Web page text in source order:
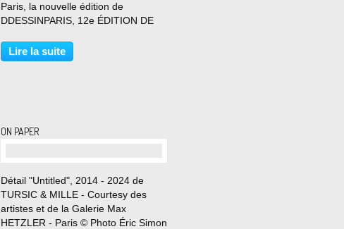
Paris, la nouvelle édition de
DDESSINPARIS, 12e ÉDITION DE
DOMUS MAUBOURG, un ancien
hôtel particulier en plein cœur de la
Lire la suite
ON PAPER
Détail "Untitled", 2014 - 2024 de
TURSIC & MILLE - Courtesy des
artistes et de la Galerie Max
HETZLER - Paris © Photo Éric Simon